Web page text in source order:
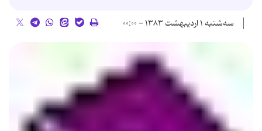
سه‌شنبه ۱ اردیبهشت ۱۳۸۳ - ۰۰:۰۰